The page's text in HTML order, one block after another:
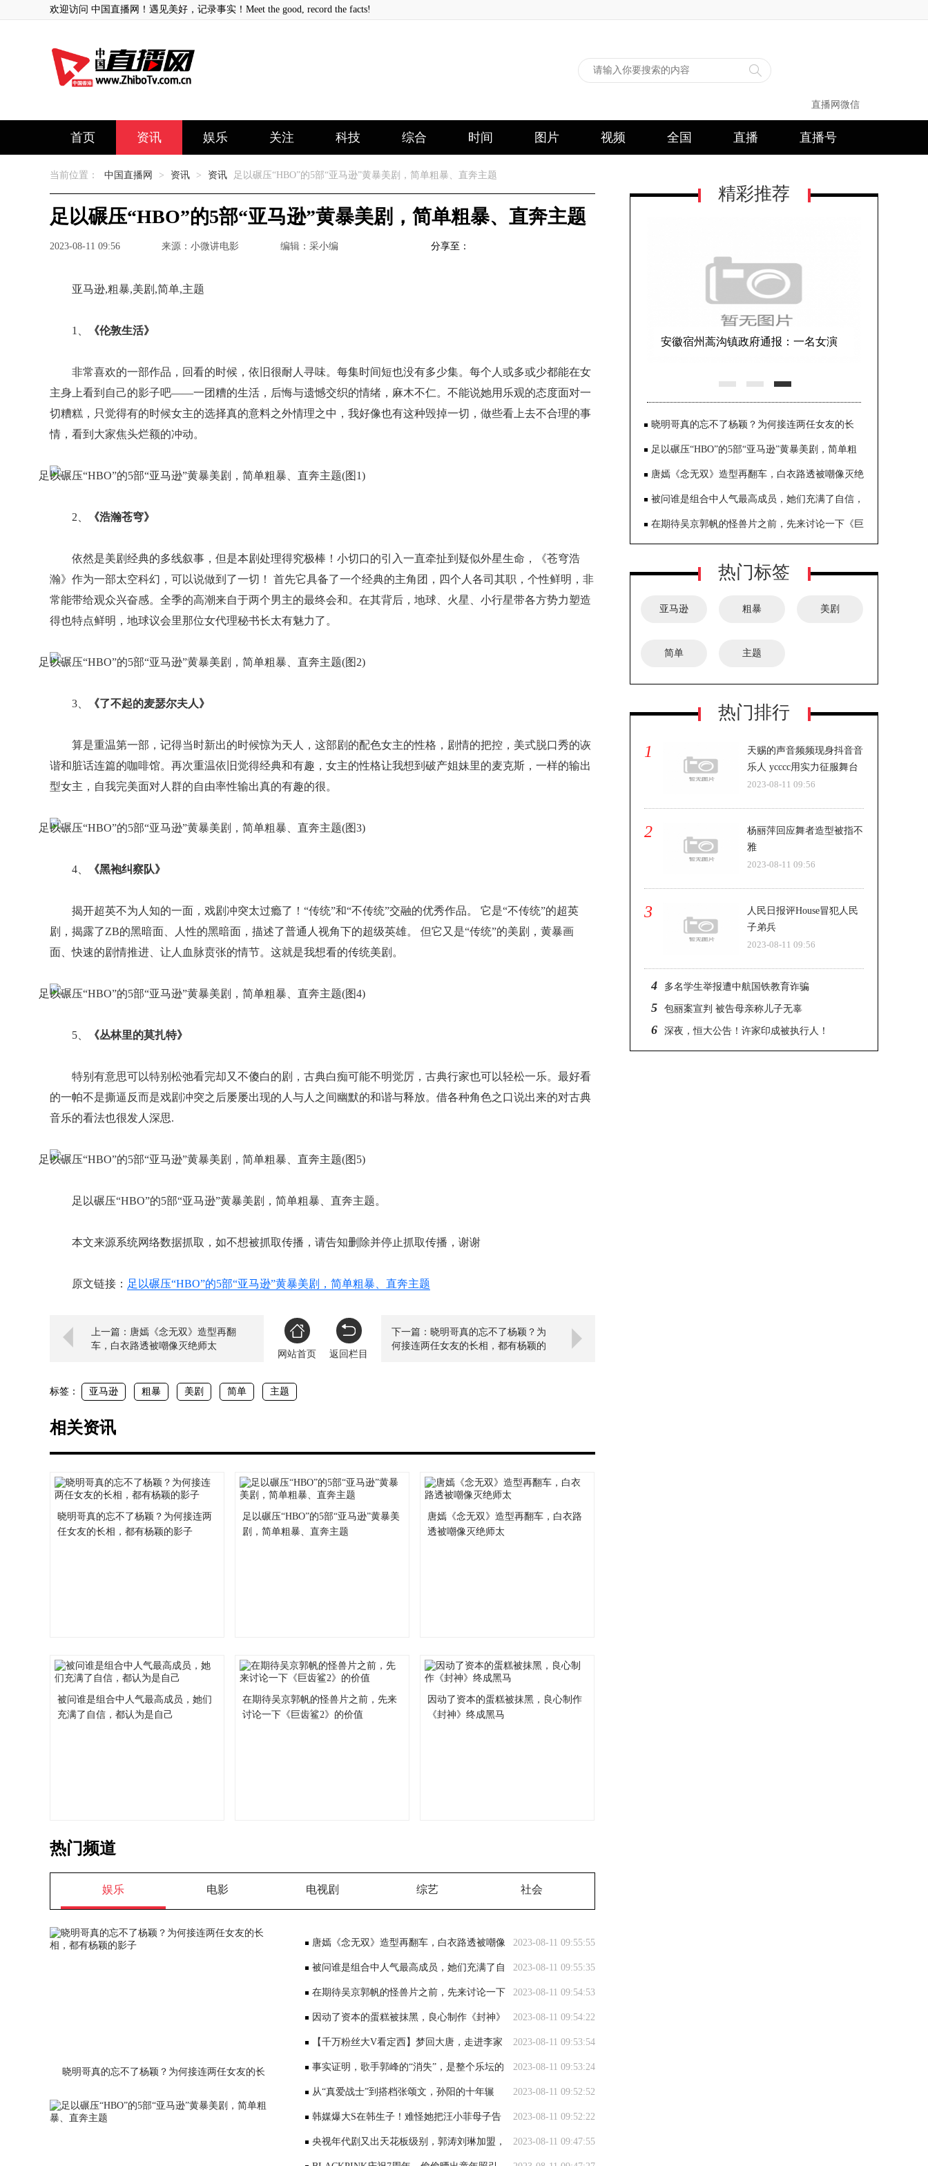
欢迎访问 中国直播网！遇见美好，记录事实！Meet the good, record the facts!
直播网微信
首页 资讯 娱乐 关注 科技 综合 时间 图片 视频 全国 直播 直播号
当前位置： 中国直播网 > 资讯 > 资讯 足以碾压“HBO”的5部“亚马逊”黄暴美剧，简单粗暴、直奔主题
足以碾压“HBO”的5部“亚马逊”黄暴美剧，简单粗暴、直奔主题
2023-08-11 09:56 来源：小微讲电影 编辑：采小编 分享至：
亚马逊,粗暴,美剧,简单,主题
1、 《伦敦生活》
非常喜欢的一部作品，回看的时候，依旧很耐人寻味。每集时间短也没有多少集。每个人或多或少都能在女
主身上看到自己的影子吧——一团糟的生活，后悔与遗憾交织的情绪，麻木不仁。不能说她用乐观的态度面对一
切糟糕，只觉得有的时候女主的选择真的意料之外情理之中，我好像也有这种毁掉一切，做些看上去不合理的事
情，看到大家焦头烂额的冲动。
2、 《浩瀚苍穹》
依然是美剧经典的多线叙事，但是本剧处理得究极棒！小切口的引入一直牵扯到疑似外星生命，《苍穹浩
瀚》作为一部太空科幻，可以说做到了一切！ 首先它具备了一个经典的主角团，四个人各司其职，个性鲜明，非
常能带给观众兴奋感。全季的高潮来自于两个男主的最终会和。在其背后，地球、火星、小行星带各方势力塑造
得也特点鲜明，地球议会里那位女代理秘书长太有魅力了。
3、 《了不起的麦瑟尔夫人》
算是重温第一部，记得当时新出的时候惊为天人，这部剧的配色女主的性格，剧情的把控，美式脱口秀的诙
谐和脏话连篇的咖啡馆。再次重温依旧觉得经典和有趣，女主的性格让我想到破产姐妹里的麦克斯，一样的输出
型女主，自我完美面对人群的自由率性输出真的有趣的很。
4、 《黑袍纠察队》
揭开超英不为人知的一面，戏剧冲突太过瘾了！“传统”和“不传统”交融的优秀作品。 它是“不传统”的超英
剧，揭露了ZB的黑暗面、人性的黑暗面，描述了普通人视角下的超级英雄。 但它又是“传统”的美剧，黄暴画
面、快速的剧情推进、让人血脉贲张的情节。这就是我想看的传统美剧。
5、 《丛林里的莫扎特》
特别有意思可以特别松弛看完却又不傻白的剧，古典白痴可能不明觉厉，古典行家也可以轻松一乐。最好看
的一帕不是撕逼反而是戏剧冲突之后屡屡出现的人与人之间幽默的和谐与释放。借各种角色之口说出来的对古典
音乐的看法也很发人深思.
足以碾压“HBO”的5部“亚马逊”黄暴美剧，简单粗暴、直奔主题。
本文来源系统网络数据抓取，如不想被抓取传播，请告知删除并停止抓取传播，谢谢
原文链接： 足以碾压“HBO”的5部“亚马逊”黄暴美剧，简单粗暴、直奔主题
上一篇：唐嫣《念无双》造型再翻
车，白衣路透被嘲像灭绝师太
网站首页
返回栏目
下一篇：晓明哥真的忘不了杨颖？为
何接连两任女友的长相，都有杨颖的
标签： 亚马逊 粗暴 美剧 简单 主题
相关资讯
晓明哥真的忘不了杨颖？为何接连两
任女友的长相，都有杨颖的影子
足以碾压“HBO”的5部“亚马逊”黄暴美
剧，简单粗暴、直奔主题
唐嫣《念无双》造型再翻车，白衣路
透被嘲像灭绝师太
被问谁是组合中人气最高成员，她们
充满了自信，都认为是自己
在期待吴京郭帆的怪兽片之前，先来
讨论一下《巨齿鲨2》的价值
因动了资本的蛋糕被抹黑，良心制作
《封神》终成黑马
热门频道
娱乐 电影 电视剧 综艺 社会
晓明哥真的忘不了杨颖？为何接连两任女友的长
2023-08-11 09:55:55
唐嫣《念无双》造型再翻车，白衣路透被嘲像
灭绝师太 2023-08-11 09:55:35
被问谁是组合中人气最高成员，她们充满了自
信，都认为是自己 2023-08-11 09:54:53
在期待吴京郭帆的怪兽片之前，先来讨论一下
《巨齿鲨2》的价值 2023-08-11 09:54:22
因动了资本的蛋糕被抹黑，良心制作《封神》
终成黑马 2023-08-11 09:53:54
【千万粉丝大V看定西】梦回大唐，走进李家
龙宫！ 2023-08-11 09:53:24
事实证明，歌手郭峰的“消失”，是整个乐坛的
悲哀 2023-08-11 09:52:52
从“真爱战士”到搭档张颂文，孙阳的十年辗
转，终于在34岁出圈 2023-08-11 09:52:22
韩媒爆大S在韩生子！难怪她把汪小菲母子告
上法庭，原来是缺钱了 2023-08-11 09:47:55
央视年代剧又出天花板级别，郭涛刘琳加盟，
精彩推荐
安徽宿州蒿沟镇政府通报：一名女演
晓明哥真的忘不了杨颖？为何接连两任女友的长
相，都有杨颖的影子
足以碾压“HBO”的5部“亚马逊”黄暴美剧，简单粗
暴、直奔主题
唐嫣《念无双》造型再翻车，白衣路透被嘲像灭绝
师太
被问谁是组合中人气最高成员，她们充满了自信，
都认为是自己
在期待吴京郭帆的怪兽片之前，先来讨论一下《巨
热门标签
亚马逊 粗暴 美剧
简单 主题
热门排行
1
天赐的声音频频现身抖音音
乐人 ycccc用实力征服舞台
2023-08-11 09:56
2
杨丽萍回应舞者造型被指不
雅
2023-08-11 09:56
3
人民日报评House冒犯人民
子弟兵
2023-08-11 09:56
4 多名学生举报遭中航国铁教育诈骗
5 包丽案宣判 被告母亲称儿子无辜
6 深夜，恒大公告！许家印成被执行人！